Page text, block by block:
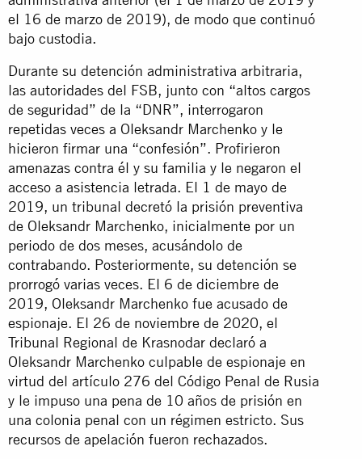
el 16 de marzo de 2019), de modo que continuó
bajo custodia.
Durante su detención administrativa arbitraria,
las autoridades del FSB, junto con “altos cargos
de seguridad” de la “DNR”, interrogaron
repetidas veces a Oleksandr Marchenko y le
hicieron firmar una “confesión”. Profirieron
amenazas contra él y su familia y le negaron el
acceso a asistencia letrada. El 1 de mayo de
2019, un tribunal decretó la prisión preventiva
de Oleksandr Marchenko, inicialmente por un
periodo de dos meses, acusándolo de
contrabando. Posteriormente, su detención se
prorrogó varias veces. El 6 de diciembre de
2019, Oleksandr Marchenko fue acusado de
espionaje. El 26 de noviembre de 2020, el
Tribunal Regional de Krasnodar declaró a
Oleksandr Marchenko culpable de espionaje en
virtud del artículo 276 del Código Penal de Rusia
y le impuso una pena de 10 años de prisión en
una colonia penal con un régimen estricto. Sus
recursos de apelación fueron rechazados.